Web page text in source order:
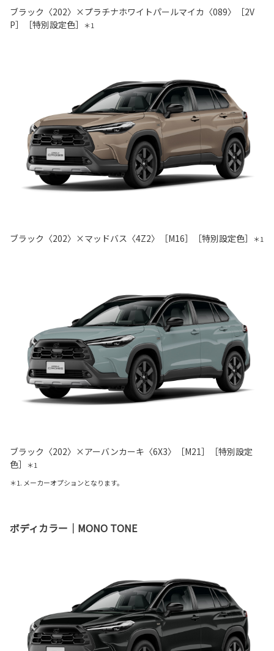
ブラック〈202〉×プラチナホワイトパールマイカ〈089〉［2V
P］［特別設定色］
＊1
ブラック〈202〉×マッドバス〈4Z2〉［M16］［特別設定色］ ＊1
ブラック〈202〉×アーバンカーキ〈6X3〉［M21］［特別設定
色］
＊1
＊1. メーカーオプションとなります。
ボディカラー｜MONO TONE